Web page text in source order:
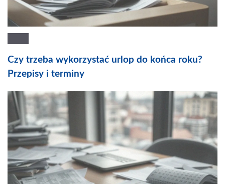
Czy trzeba wykorzystać urlop do końca roku?
Przepisy i terminy